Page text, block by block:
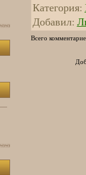
Категория:
Добавил:
Всего